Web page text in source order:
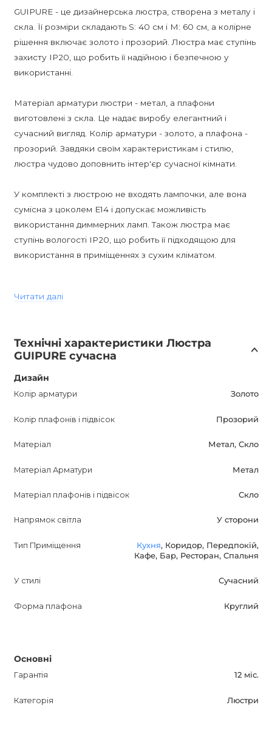
GUIPURE - це дизайнерська люстра, створена з металу і
скла. Її розміри складають S: 40 см і M: 60 см, а колірне
рішення включає золото і прозорий. Люстра має ступінь
захисту IP20, що робить її надійною і безпечною у
використанні.
Матеріал арматури люстри - метал, а плафони
виготовлені з скла. Це надає виробу елегантний і
сучасний вигляд. Колір арматури - золото, а плафона -
прозорий. Завдяки своїм характеристикам і стилю,
люстра чудово доповнить інтер'єр сучасної кімнати.
У комплекті з люстрою не входять лампочки, але вона
сумісна з цоколем E14 і допускає можливість
використання диммерних ламп. Також люстра має
ступінь вологості IP20, що робить її підходящою для
використання в приміщеннях з сухим кліматом.
про його високу якість і довговічність.
придбати тільки в інтернет-магазині AnzAzo. Ми
пропонуємо доставку по всій Україні, гарантію і найкращі
ціни.
доповненням до вашого інтер'єру, надаючи йому
покращить зовнішній вигляд вашої кімнати, але й
забезпечить необхідне освітлення. Завдяки
дизайну, ця люстра витримає випробування часом і
Врахуйте всі зазначені характеристики при виборі
вашого освітлення. Вони допоможуть вам підібрати
Читати далі
Технічні характеристики Люстра
GUIPURE сучасна
Дизайн
Колір арматури Золото
Колір плафонів і підвісок Прозорий
Матеріал Метал, Скло
Матеріал Арматури Метал
Матеріал плафонів і підвісок Скло
Напрямок світла У сторони
Тип Приміщення Кухня, Коридор, Передпокій,
Кафе, Бар, Ресторан, Спальня
У стилі Сучасний
Форма плафона Круглий
Основні
Гарантія 12 міс.
Категорія Люстри